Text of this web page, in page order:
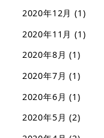
2020年12月 (1)
2020年11月 (1)
2020年8月 (1)
2020年7月 (1)
2020年6月 (1)
2020年5月 (2)